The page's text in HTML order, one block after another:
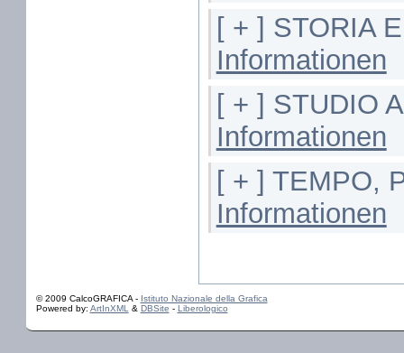
[ + ] STORIA
Informationen
[ + ] STUDIO
Informationen
[ + ] TEMPO,
Informationen
© 2009 CalcoGRAFICA - Istituto Nazionale della Grafica
Powered by: ArtInXML & DBSite - Liberologico